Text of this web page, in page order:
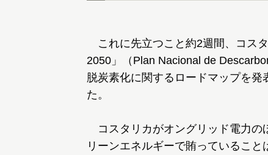
これに先立つこと約2週間、コス
2050」（Plan Nacional de
脱炭素化に関するロードマップを
た。
コスタリカがオングリッド電力の
リーンエネルギーで賄っていること